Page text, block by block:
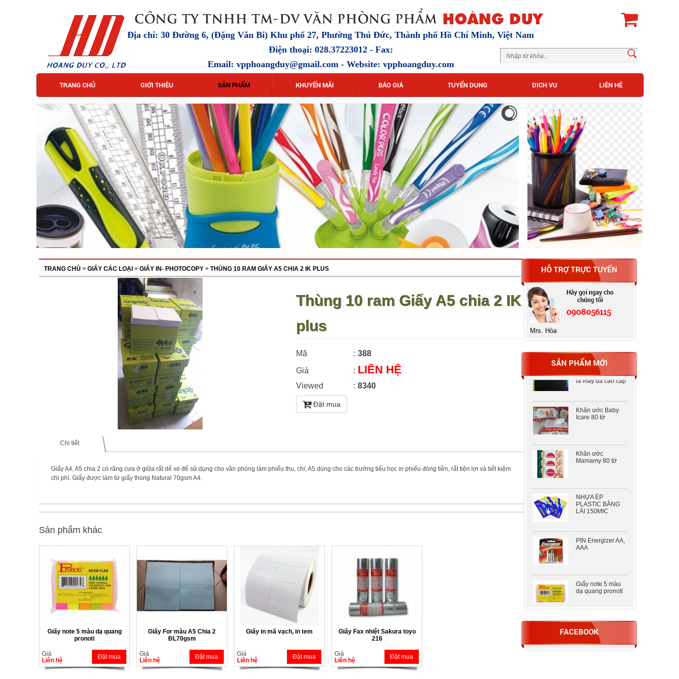
Địa chỉ: 30 Đường 6, (Đặng Văn Bi) Khu phố 27, Phường Thủ Đức, Thành phố Hồ Chí Minh, Việt Nam
Điện thoại: 028.37223012 - Fax:
Email: vpphoangduy@gmail.com- Website: vpphoangduy.com
TRANG CHỦ GIỚI THIỆU SẢN PHẨM KHUYẾN MÃI BÁO GIÁ TUYỂN DỤNG DỊCH VỤ LIÊN HỆ
HỖ TRỢ TRỰC TUYẾN
0908056115
Mrs. Hòa
SẢN PHẨM MỚI
Máy tính Casio fx-
580VN X
Bìa MENU
Bìa MENU
CLEAR BOOK 20
lá may da cao cấp
Khăn ước Baby
Icare 80 tờ
Khăn ước
Mamamy 80 tờ
NHỰA ÉP
PLASTIC BẰNG
LÁI 150MIC
PIN Energizer AA,
AAA
Giấy note 5 màu
dạ quang pronoti
DẬP 2 LỖ KW –
TRIO 938 ( 100
TỜ )
FACEBOOK
TRANG CHỦ > GIẤY CÁC LOẠI > GIẤY IN- PHOTOCOPY > THÙNG 10 RAM GIẤY A5 CHIA 2 IK PLUS
Thùng 10 ram Giấy A5 chia 2 IK
plus
Mã : 388
Giá
: LIÊN HỆ
Viewed : 8340
Đặt mua
Chi tiết
Giấy A4, A5 chia 2 có răng cưa ở giữa rất dể xé để sử dụng cho văn phòng làm phiếu thu, chi, A5 dùng cho các trường tiểu học in phiếu đóng tiền, rất tiện lợi và tiết kiệm
chi phí. Giấy được làm từ giấy thùng Natural 70gsm A4.
Sản phẩm khác
Giấy note 5 màu dạ quang
pronoti
Giá
Liên hệ
Đặt mua
Giấy For màu A5 Chia 2
ĐL70gsm
Giá
Liên hệ
Đặt mua
Giấy in mã vạch, in tem
Giá
Liên hệ
Đặt mua
Giấy Fax nhiệt Sakura toyo
216
Giá
Liên hệ
Đặt mua